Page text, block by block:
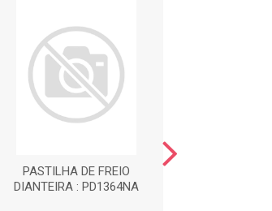
PASTILHA DE FREIO
DIANTEIRA : PD1364NA